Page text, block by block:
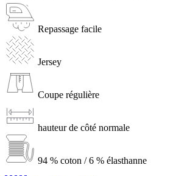
Repassage facile
Jersey
Coupe régulière
hauteur de côté normale
94 % coton / 6 % élasthanne